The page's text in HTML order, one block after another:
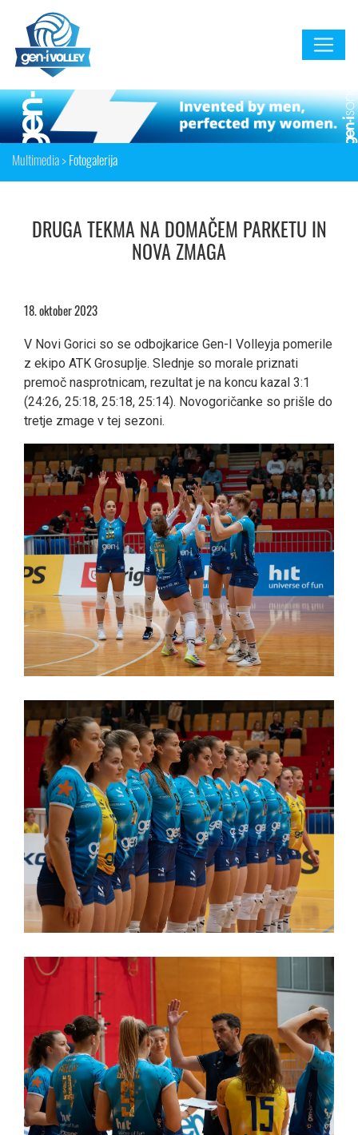
Multimedia > Fotogalerija
DRUGA TEKMA NA DOMAČEM PARKETU IN
NOVA ZMAGA
18. oktober 2023
V Novi Gorici so se odbojkarice Gen-I Volleyja pomerile
z ekipo ATK Grosuplje. Slednje so morale priznati
premoč nasprotnicam, rezultat je na koncu kazal 3:1
(24:26, 25:18, 25:18, 25:14). Novogoričanke so prišle do
tretje zmage v tej sezoni.